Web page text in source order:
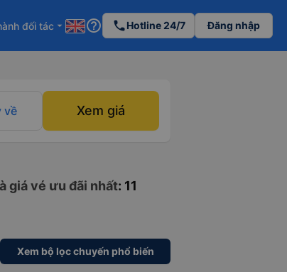
đối tác arrow_drop_down help_outline phoneHotline 24/7 Đăng nhập
về Xem giá
giá vé ưu đãi nhất: 11
Xem bộ lọc chuyến phổ biến